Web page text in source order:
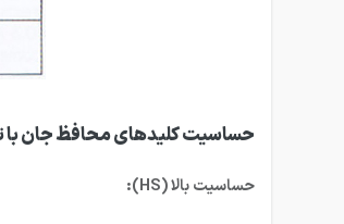
حساسیت کلیدهای محافظ جان
حساسیت بالا (HS):